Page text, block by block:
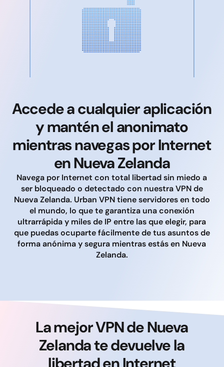
Accede a cualquier aplicación
y mantén el anonimato
mientras navegas por Internet
en Nueva Zelanda
Navega por Internet con total libertad sin miedo a
ser bloqueado o detectado con nuestra VPN de
Nueva Zelanda. Urban VPN tiene servidores en todo
el mundo, lo que te garantiza una conexión
ultrarrápida y miles de IP entre las que elegir, para
que puedas ocuparte fácilmente de tus asuntos de
forma anónima y segura mientras estás en Nueva
Zelanda.
La mejor VPN de Nueva
Zelanda te devuelve la